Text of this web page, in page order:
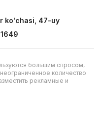
ko'chasi, 47-uy
1649
большим спросом,
количество
рекламные и